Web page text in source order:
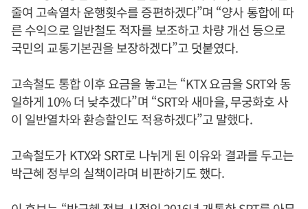
줄여 고속열차 운행횟수를 증편하겠다”며 “양사 통합에 따
른 수익으로 일반철도 적자를 보조하고 차량 개선 등으로
국민의 교통기본권을 보장하겠다”고 덧붙였다.
고속철도 통합 이후 요금을 놓고는 “KTX 요금을 SRT와 동
일하게 10% 더 낮추겠다”며 “SRT와 새마을, 무궁화호 사
이 일반열차와 환승할인도 적용하겠다”고 말했다.
고속철도가 KTX와 SRT로 나뉘게 된 이유와 결과를 두고는
박근혜 정부의 실책이라며 비판하기도 했다.